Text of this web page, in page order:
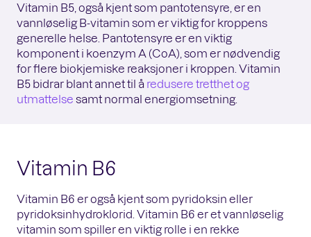
Vitamin B5, også kjent som pantotensyre, er en
vannløselig B-vitamin som er viktig for kroppens
generelle helse. Pantotensyre er en viktig
komponent i koenzym A (CoA), som er nødvendig
for flere biokjemiske reaksjoner i kroppen. Vitamin
B5 bidrar blant annet til å redusere tretthet og
utmattelse samt normal energiomsetning.
Vitamin B6
Vitamin B6 er også kjent som pyridoksin eller
pyridoksinhydroklorid. Vitamin B6 er et vannløselig
vitamin som spiller en viktig rolle i en rekke